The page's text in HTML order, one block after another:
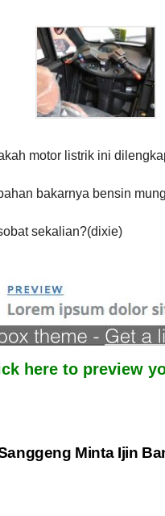
motor listrik ini
bakarnya bensin
sekalian?(dixie)
here to preview
Minta Ijin